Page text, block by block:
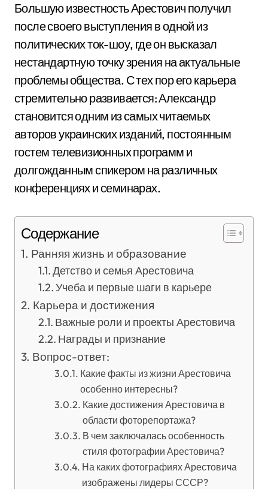
Большую известность Арестович получил
после своего выступления в одной из
политических ток-шоу, где он высказал
нестандартную точку зрения на актуальные
проблемы общества. С тех пор его карьера
стремительно развивается: Александр
становится одним из самых читаемых
авторов украинских изданий, постоянным
гостем телевизионных программ и
долгожданным спикером на различных
конференциях и семинарах.
Содержание
Ранняя жизнь и образование
Детство и семья Арестовича
Учеба и первые шаги в карьере
Карьера и достижения
Важные роли и проекты Арестовича
Награды и признание
Вопрос-ответ:
Какие факты из жизни Арестовича
особенно интересны?
Какие достижения Арестовича в
области фоторепортажа?
В чем заключалась особенность
стиля фотографии Арестовича?
На каких фотографиях Арестовича
изображены лидеры СССР?